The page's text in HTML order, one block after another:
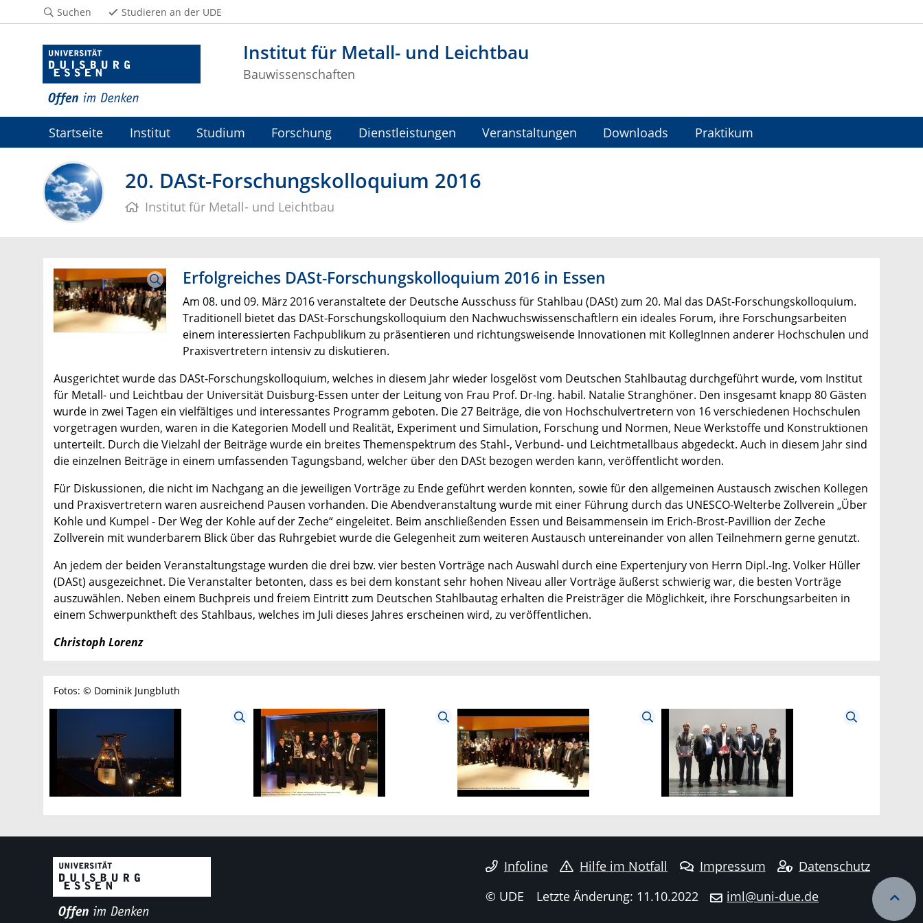
Institut für Metall- und Leichtbau
Bauwissenschaften
Suchen Studieren an der UDE
Startseite Institut Studium Forschung Dienstleistungen Veranstaltungen Downloads Praktikum
20. DASt-Forschungskolloquium 2016
Institut für Metall- und Leichtbau
Erfolgreiches DASt-Forschungskolloquium 2016 in Essen
Am 08. und 09. März 2016 veranstaltete der Deutsche Ausschuss für Stahlbau (DASt) zum 20. Mal das DASt-For­schungskolloquium.
Traditionell bietet das DASt-Forschungskolloquium den Nachwuchswissenschaftlern ein ideales Forum, ihre Forschungsarbeiten
einem interessierten Fachpublikum zu präsentieren und richtungsweisende Innovationen mit KollegInnen anderer Hochschulen und
Praxisvertretern intensiv zu diskutieren.
Ausgerichtet wurde das DASt-Forschungskolloquium, welches in diesem Jahr wieder losgelöst vom Deutschen Stahl­bautag durchgeführt wurde, vom Institut
für Metall- und Leichtbau der Universität Duisburg-Essen unter der Leitung von Frau Prof. Dr-Ing. habil. Natalie Stranghöner. Den insgesamt knapp 80 Gästen
wurde in zwei Tagen ein vielfältiges und interessantes Programm geboten. Die 27 Beiträge, die von Hochschulvertretern von 16 verschiedenen Hochschulen
vorgetragen wurden, waren in die Kategorien Modell und Realität, Experiment und Simulation, Forschung und Normen, Neue Werkstoffe und Konstruktionen
unterteilt. Durch die Vielzahl der Beiträge wurde ein breites Themenspektrum des Stahl-, Verbund- und Leichtmetallbaus abgedeckt. Auch in diesem Jahr sind
die einzelnen Beiträge in einem umfassenden Tagungsband, welcher über den DASt bezogen werden kann, veröffentlicht worden.
Für Diskussionen, die nicht im Nachgang an die jeweiligen Vorträge zu Ende geführt werden konnten, sowie für den allgemeinen Austausch zwischen Kollegen
und Praxisvertretern waren ausrei­chend Pausen vorhanden. Die Abend­veranstaltung wurde mit einer Führung durch das UNESCO-Welterbe Zollverein „Über
Kohle und Kumpel - Der Weg der Kohle auf der Zeche“ eingeleitet. Beim anschließenden Essen und Beisammensein im Erich-Brost-Pavillion der Zeche
Zollverein mit wunderbarem Blick über das Ruhrgebiet wurde die Gelegenheit zum weiteren Austausch untereinander von allen Teilnehmern gerne genutzt.
An jedem der beiden Veranstaltungstage wurden die drei bzw. vier besten Vorträge nach Auswahl durch eine Expertenjury von Herrn Dipl.-Ing. Volker Hüller
(DASt) ausgezeichnet. Die Veranstalter betonten, dass es bei dem konstant sehr hohen Niveau aller Vorträge äußerst schwierig war, die besten Vorträge
auszuwählen. Neben einem Buchpreis und freiem Eintritt zum Deutschen Stahlbautag erhalten die Preisträger die Möglichkeit, ihre Forschungsarbeiten in
einem Schwerpunktheft des Stahlbaus, welches im Juli dieses Jahres erscheinen wird, zu veröffentlichen.
Christoph Lorenz
Fotos: © Dominik Jungbluth
Infoline Hilfe im Notfall Impressum
Datenschutz
© UDE
Letzte Änderung: 11.10.2022 iml@uni-due.de